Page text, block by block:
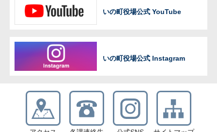
いの町役場公式 YouTube
いの町役場公式 Instagram